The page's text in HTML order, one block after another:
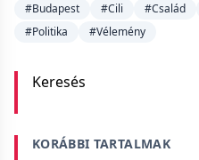
#Budapest #Cili #Család
#Politika
#Vélemény
Keresés
KORÁBBI TARTALMAK